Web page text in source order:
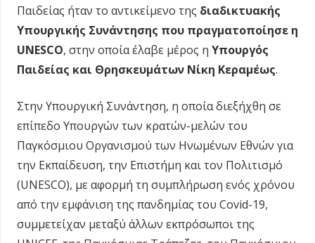
Παιδείας ήταν το αντικείμενο της διαδικτυακής
Υπουργικής Συνάντησης που πραγματοποίησε η
UNESCO, στην οποία έλαβε μέρος η Υπουργός
Παιδείας και Θρησκευμάτων Νίκη Κεραμέως.
Στην Υπουργική Συνάντηση, η οποία διεξήχθη σε
επίπεδο Υπουργών των κρατών-μελών του
Παγκόσμιου Οργανισμού των Ηνωμένων Εθνών για
την Εκπαίδευση, την Επιστήμη και τον Πολιτισμό
(UNESCO), με αφορμή τη συμπλήρωση ενός χρόνου
από την εμφάνιση της πανδημίας του Covid-19,
συμμετείχαν μεταξύ άλλων εκπρόσωποι της